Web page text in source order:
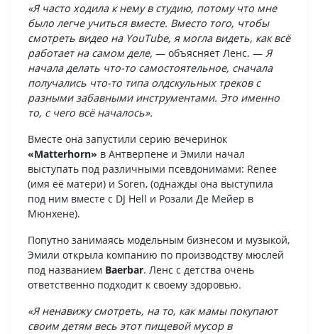
«Я часто ходила к нему в студию, потому что мне
было легче учиться вместе. Вместо того, чтобы
смотреть видео на YouTube, я могла видеть, как всё
работает на самом деле, — объясняет Ленс. — Я
начала делать что-то самостоятельное, сначала
получались что-то типа олдскульных треков с
разными забавными инструментами. Это именно
то, с чего всё началось».
Вместе она запустили серию вечеринок
«Matterhorn» в Антверпене и Эмили начал
выступать под различными псевдонимами: Renee
(имя её матери) и Soren, (однажды она выступила
под ним вместе с DJ Hell и Розали Де Мейер в
Мюнхене).
Попутно занимаясь модельным бизнесом и музыкой,
Эмили открыла компанию по производству мюслей
под названием Baerbar. Ленс с детства очень
ответственно подходит к своему здоровью.
«Я ненавижу смотреть, на то, как мамы покупают
своим детям весь этот пищевой мусор в